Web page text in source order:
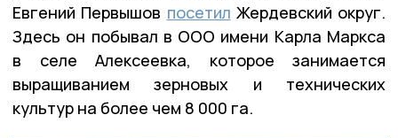
Евгений Первышов посетил Жердевский округ.
Здесь он побывал в ООО имени Карла Маркса
в селе Алексеевка, которое занимается
выращиванием зерновых и технических
культур на более чем 8 000 га.